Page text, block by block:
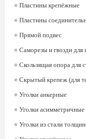
Пластины крепёжные
Пластины
Прямой подвес
Саморезы и гвозди для
Скользящая опора для
Скрытый крепеж (для
Уголки анкерные
Уголки асимметричные
Уголки из стали